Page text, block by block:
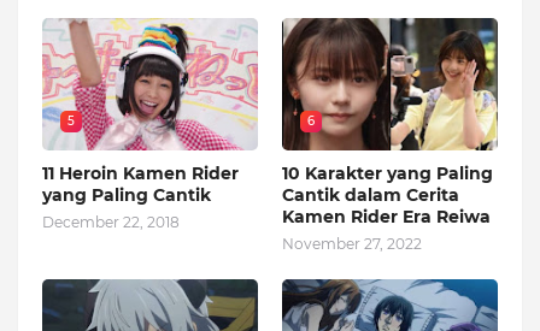
5
11 Heroin Kamen Rider
yang Paling Cantik
December 22, 2018
6
10 Karakter yang Paling
Cantik dalam Cerita
Kamen Rider Era Reiwa
November 27, 2022